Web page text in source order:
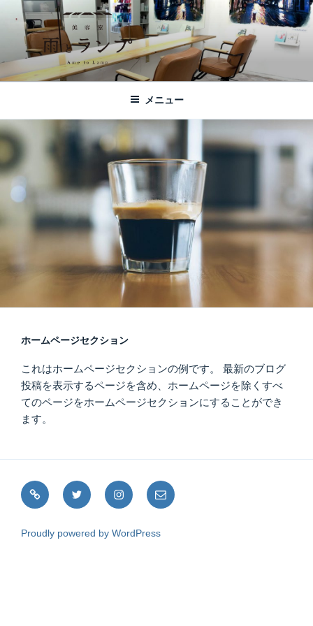
ツ
キ
ッ
プ
美容室 雨とランプ – AME TO LAMP -
｜札幌琴似の美容室
札幌市西区琴似の【美容室 雨とランプ】のHPです。「本」と「髪質改
メニュー
ホームページセクション
これはホームページセクションの例です。 最新のブログ
投稿を表示するページを含め、ホームページを除くすべ
てのページをホームページセクションにすることができ
ます。
note Twitter Instagramメ
ー
Proudly powered by WordPress